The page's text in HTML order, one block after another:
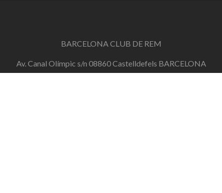
BARCELONA CLUB DE REM
Av. Canal Olímpic s/n 08860 Castelldefels BARCELONA